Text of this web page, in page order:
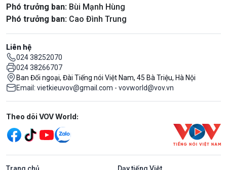
Phó trưởng ban: Bùi Mạnh Hùng
Phó trưởng ban: Cao Đình Trung
Liên hệ
024 38252070
024 38266707
Ban Đối ngoại, Đài Tiếng nói Việt Nam, 45 Bà Triệu, Hà Nội
Email: vietkieuvov@gmail.com - vovworld@vov.vn
Mạng xã hội
Theo dõi VOV World: